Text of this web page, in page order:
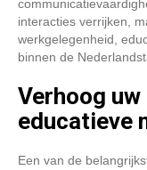
interacties verrijken,
werkgelegenheid,
binnen de
Verhoog uw
educatieve
Een van de